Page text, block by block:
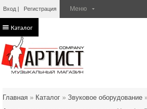
Вход Регистрация
Каталог
Главная » Каталог » Звуковое оборудование